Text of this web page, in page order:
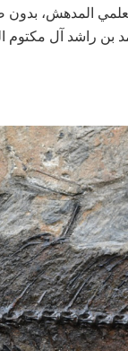
المدهش،
بن راشد آل مكتوم